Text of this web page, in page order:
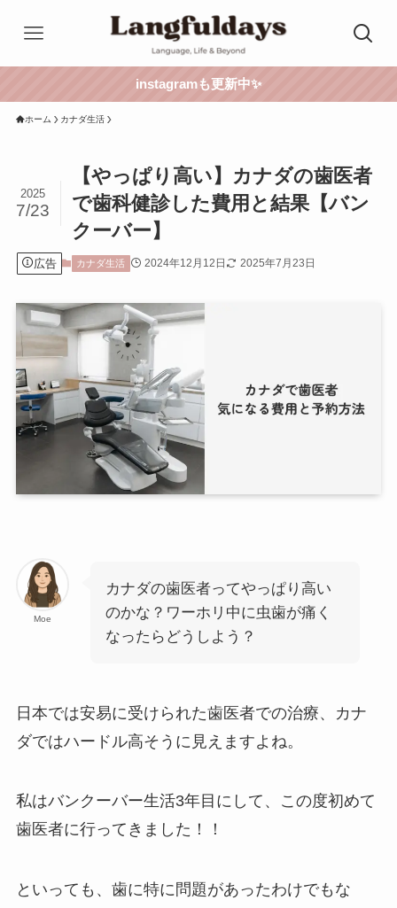
instagramも更新中✨
ホーム カナダ生活
【やっぱり高い】カナダの歯医者
で歯科健診した費用と結果【バン
クーバー】
2025
7/23
広告 カナダ生活 2024年12月12日 2025年7月23日
Moe
カナダの歯医者ってやっぱり高い
のかな？ワーホリ中に虫歯が痛く
なったらどうしよう？
日本では安易に受けられた歯医者での治療、カナ
ダではハードル高そうに見えますよね。
私はバンクーバー生活3年目にして、この度初めて
歯医者に行ってきました！！
といっても、歯に特に問題があったわけでもな